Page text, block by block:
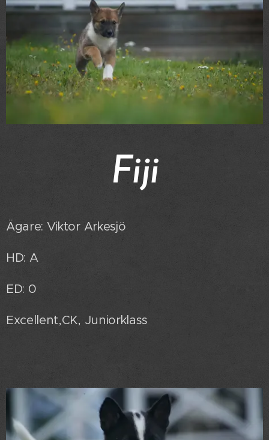
Fiji
Ägare: Viktor Arkesjö
HD: A
ED: 0
Excellent,CK, Juniorklass